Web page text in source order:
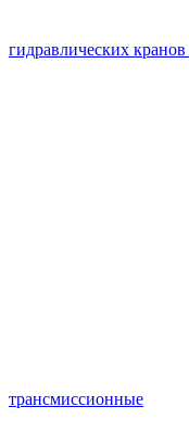
гидравлических кранов
трансмиссионные